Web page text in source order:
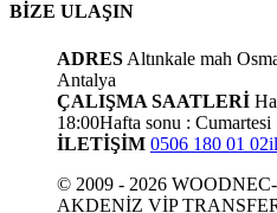
BİZE ULAŞIN
ADRES Altınkale mah
Antalya
ÇALIŞMA SAATLERİ
18:00Hafta sonu :
İLETİŞİM 0506 180 01 02
© 2009 - 2026
AKDENİZ VİP